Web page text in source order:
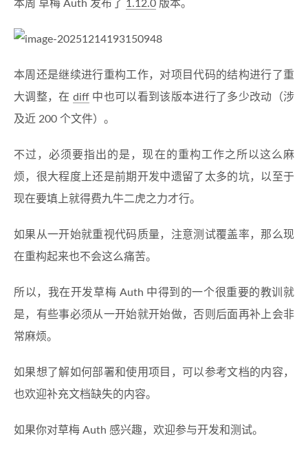
本周 草梅 Auth 发布了 1.12.0 版本。
本周还是继续进行重构工作，对项目代码的结构进行了重
大调整，在 diff 中也可以看到该版本进行了多少改动（涉
及近 200 个文件）。
不过，必须要指出的是，现在的重构工作之所以这么麻
烦，很大程度上还是前期开发中遗留了太多的坑，以至于
现在要填上就得费九牛二虎之力才行。
如果从一开始就重视代码质量，注意测试覆盖率，那么现
在重构起来也不会这么痛苦。
所以，我在开发草梅 Auth 中得到的一个很重要的教训就
是，有些事必须从一开始就开始做，否则后面再补上会非
常麻烦。
如果想了解如何部署和使用项目，可以参考文档的内容，
也欢迎补充文档缺失的内容。
如果你对草梅 Auth 感兴趣，欢迎参与开发和测试。